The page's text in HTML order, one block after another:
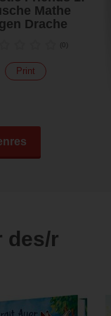
Mathe
Drache
(0)
Print
des/r